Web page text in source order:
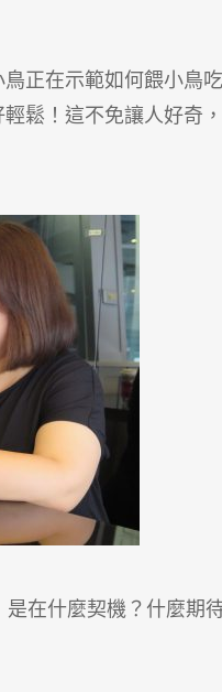
正在示範如何餵小鳥
鬆！這不免讓人好奇
在什麼契機？什麼期